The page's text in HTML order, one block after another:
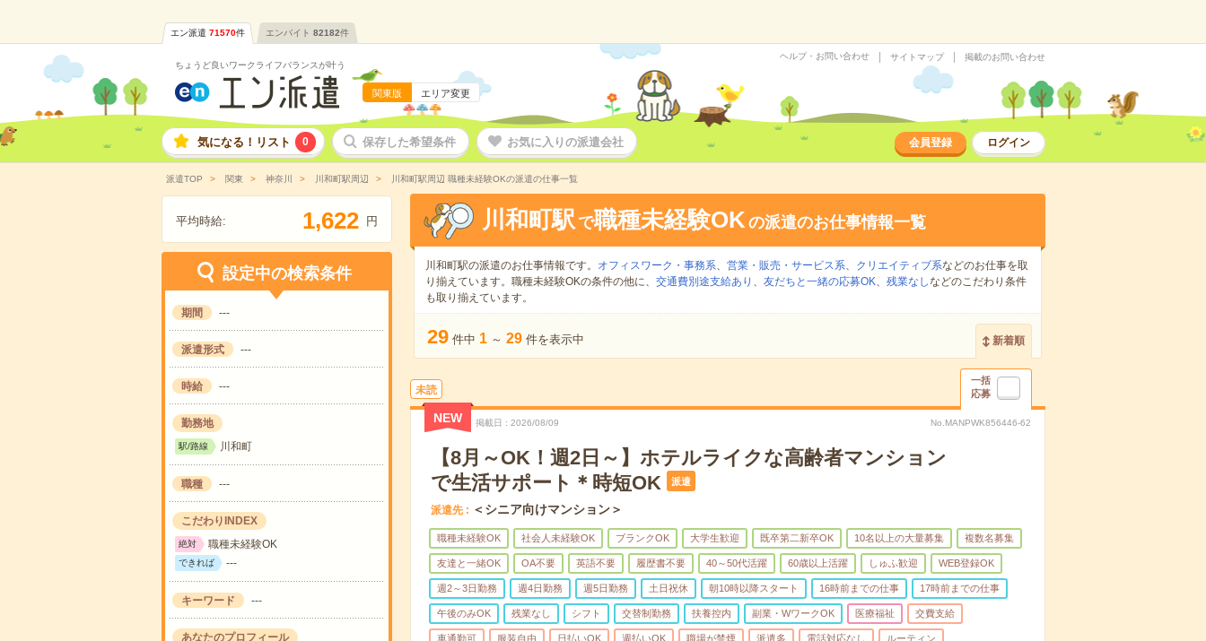
エン派遣 71570件 エンバイト 82182件
ちょうど良いワークライフバランスが叶う
関東版 エリア変更
ヘルプ・お問い合わせ サイトマップ 掲載のお問い合わせ
気になる！リスト 0 保存した希望条件 お気に入りの派遣会社 会員登録 ログイン
派遣TOP 関東 神奈川 川和町駅周辺 川和町駅周辺 職種未経験OKの派遣の仕事一覧
平均時給: 1,622 円
設定中の検索条件
期間 ---
派遣形式 ---
時給 ---
勤務地
駅/路線 川和町
職種 ---
こだわりINDEX
絶対 職種未経験OK
できれば ---
キーワード ---
あなたのプロフィール
川和町駅 で職種未経験OKの派遣のお仕事情報一覧
川和町駅の派遣のお仕事情報です。 オフィスワーク・事務系、 営業・販売・サービス系、 クリエイティブ系などのお仕事を取
り揃えています。職種未経験OKの条件の他に、 交通費別途支給あり 、 友だちと一緒の応募OK、 残業なしなどのこだわり条件
も取り揃えています。
29 件中 1 ～ 29 件を表示中 新着順
未読
一括
応募
NEW 掲載日 2026/08/09 No.MANPWK856446-62
【8月～OK！週2日～】ホテルライクな高齢者マンション
で生活サポート＊時短OK
派遣
派遣先 ＜シニア向けマンション＞
職種未経験OK 社会人未経験OK ブランクOK 大学生歓迎 既卒第二新卒OK 10名以上の大量募集 複数名募集
友達と一緒OK OA不要 英語不要 履歴書不要 40～50代活躍 60歳以上活躍 しゅふ歓迎 WEB登録OK
週2～3日勤務 週4日勤務 週5日勤務 土日祝休 朝10時以降スタート 16時前までの仕事 17時前までの仕事
午後のみOK 残業なし シフト 交替制勤務 扶養控内 副業・WワークOK 医療福祉 交費支給
車通勤可 服装自由 日払いOK 週払いOK 職場が禁煙 派遣多 電話対応なし ルーティン